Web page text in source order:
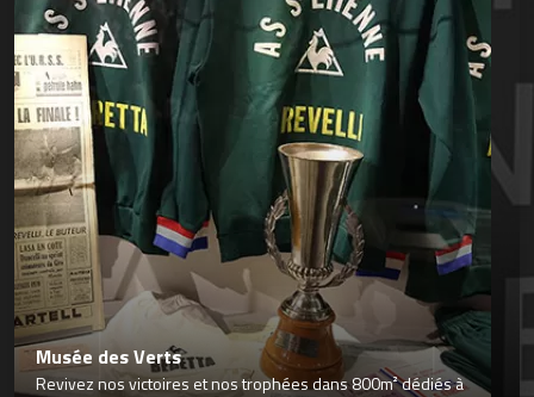
Musée des Verts
Revivez nos victoires et nos trophées dans 800m² dédiés à